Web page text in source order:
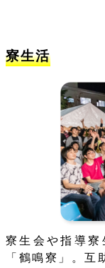
寮生活
寮生会や指導
「鶴鳴寮」。